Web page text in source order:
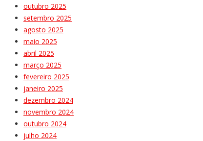
outubro 2025
setembro 2025
agosto 2025
maio 2025
abril 2025
março 2025
fevereiro 2025
janeiro 2025
dezembro 2024
novembro 2024
outubro 2024
julho 2024